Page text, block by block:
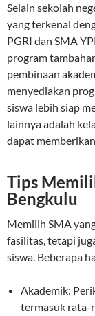
Selain sekolah
yang terkenal
PGRI dan SMA
program
pembinaan
menyediakan
siswa lebih siap
lainnya adalah
dapat
Tips
Bengkulu
Memilih SMA
fasilitas, tetapi
siswa. Beberapa
Akademik:
termasuk rata-